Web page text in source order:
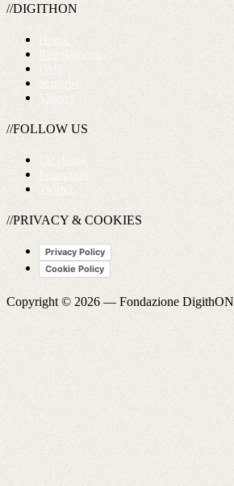
//DIGITHON
//FOLLOW US
//PRIVACY & COOKIES
Privacy Policy
Cookie Policy
Copyright © 2026 — Fondazione DigithON